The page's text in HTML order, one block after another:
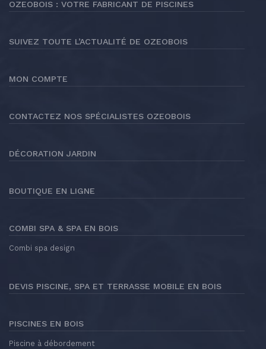
OZEOBOIS : VOTRE FABRICANT DE PISCINES
SUIVEZ TOUTE L’ACTUALITÉ DE OZEOBOIS
MON COMPTE
CONTACTEZ NOS SPÉCIALISTES OZEOBOIS
DÉCORATION JARDIN
BOUTIQUE EN LIGNE
COMBI SPA & SPA EN BOIS
Combi spa design
DEVIS PISCINE, SPA ET TERRASSE MOBILE EN BOIS
PISCINES EN BOIS
Piscine à débordement